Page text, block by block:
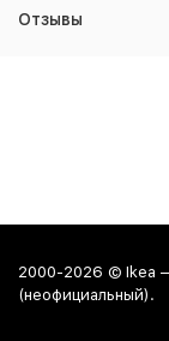
Отзывы
2000-2026 © Ikea
(неофициальный).